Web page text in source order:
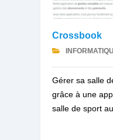
Crossbook
Gérer sa salle
grâce à une
salle de sport